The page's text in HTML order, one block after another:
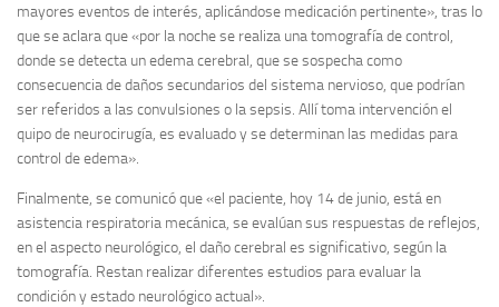
mayores eventos de interés, aplicándose medicación pertinente», tras lo
que se aclara que «por la noche se realiza una tomografía de control,
donde se detecta un edema cerebral, que se sospecha como
consecuencia de daños secundarios del sistema nervioso, que podrían
ser referidos a las convulsiones o la sepsis. Allí toma intervención el
quipo de neurocirugía, es evaluado y se determinan las medidas para
control de edema».
Finalmente, se comunicó que «el paciente, hoy 14 de junio, está en
asistencia respiratoria mecánica, se evalúan sus respuestas de reflejos,
en el aspecto neurológico, el daño cerebral es significativo, según la
tomografía. Restan realizar diferentes estudios para evaluar la
condición y estado neurológico actual».